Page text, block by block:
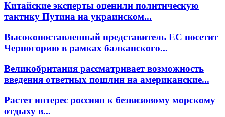
Китайские эксперты оценили политическую
тактику Путина на украинском...
Высокопоставленный представитель ЕС посетит
Черногорию в рамках балканского...
Великобритания рассматривает возможность
введения ответных пошлин на американские...
Растет интерес россиян к безвизовому морскому
отдыху в...